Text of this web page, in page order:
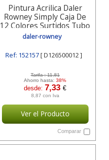
Pintura Acrilica Daler
Rowney Simply Caja De
12 Colores Surtidos Tubo
De D126500012 Daler-
rowney
daler-rowney
Ref: 152157[ D126500012 ]
Tarifa :11,81
Ahorro hasta:38%
desde: 7,33€
8,87 con Iva
Ver el Producto
Comparar